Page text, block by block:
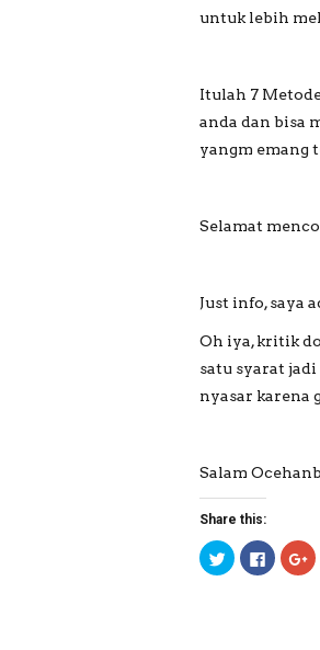
untuk lebih
Itulah 7
anda dan bisa
yangm emang
Selamat
Just info, saya
Oh iya, kritik
satu syarat jadi
nyasar karena
Salam
Share this:
C
l
C
l
C
l